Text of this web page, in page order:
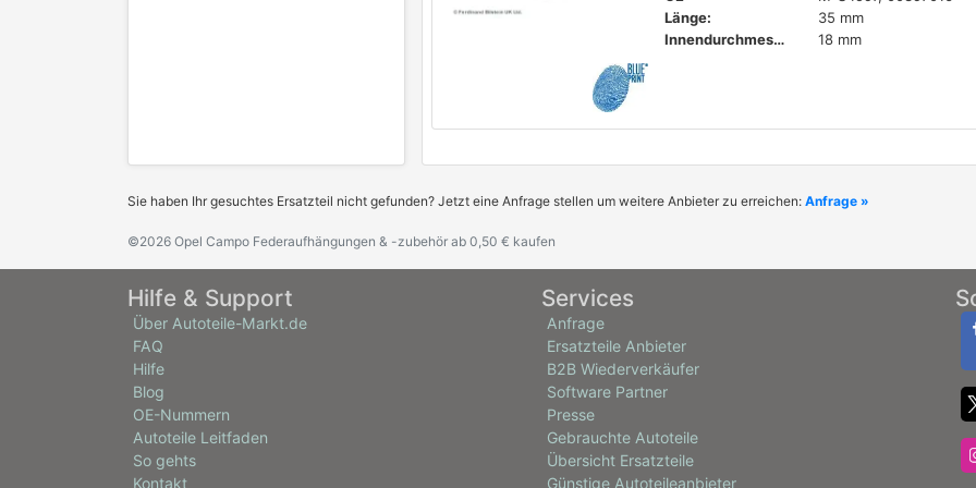
Länge:
35 mm
Innendurchmesser:
18 mm
Sie haben Ihr gesuchtes Ersatzteil nicht gefunden? Jetzt eine Anfrage stellen um weitere Anbieter zu erreichen: Anfrage »
©2026 Opel Campo Federaufhängungen & -zubehör ab 0,50 € kaufen
Hilfe & Support
Über Autoteile-Markt.de
FAQ
Hilfe
Blog
OE-Nummern
Autoteile Leitfaden
So gehts
Kontakt
Services
Anfrage
Ersatzteile Anbieter
B2B Wiederverkäufer
Software Partner
Presse
Gebrauchte Autoteile
Übersicht Ersatzteile
Günstige Autoteileanbieter